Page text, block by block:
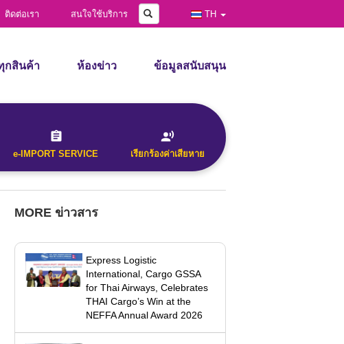
ติดต่อเรา สนใจใช้บริการ Search TH
กสินค้า ห้องข่าว
คลังภาพ
ข้อมูลสนับสนุน
ดาวน์โหลดแบบฟอร์ม
e-IMPORT SERVICE เรียกร้องค่าเสียหาย
ก คลังภาพ
MORE ข่าวสาร
Express Logistic
International, Cargo GSSA
for Thai Airways, Celebrates
THAI Cargo’s Win at the
NEFFA Annual Award 2026